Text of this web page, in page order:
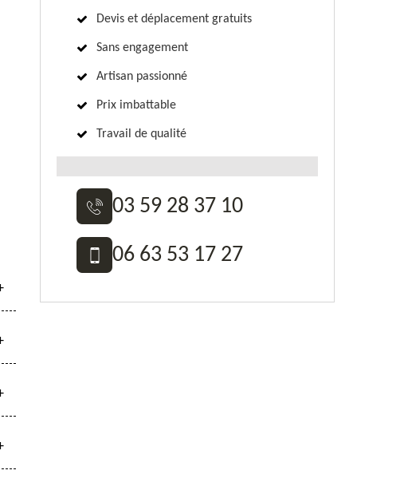
Devis et déplacement gratuits
Sans engagement
Artisan passionné
Prix imbattable
Travail de qualité
03 59 28 37 10
06 63 53 17 27